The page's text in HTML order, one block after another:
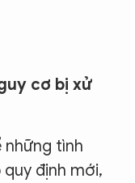
cơ bị xử
những tình
định mới,